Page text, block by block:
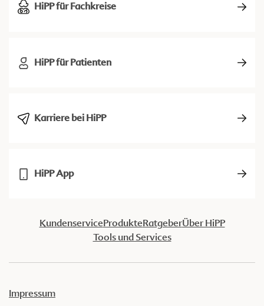
HiPP für Fachkreise
HiPP für Patienten
Karriere bei HiPP
HiPP App
KundenserviceProdukteRatgeberÜber HiPP
Tools und Services
Impressum